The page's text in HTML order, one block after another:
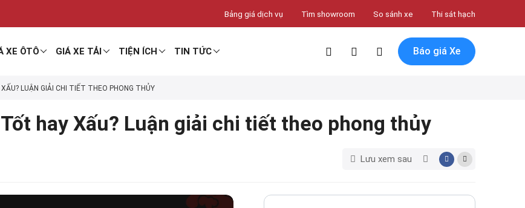
Bảng giá dịch vụ Tìm showroom So sánh xe Thi sát hạch
XE ÔTÔ GIÁ XE TẢI TIỆN ÍCH TIN TỨC Báo giá Xe
LUẬN GIẢI CHI TIẾT THEO PHONG THỦY
hay Xấu? Luận giải chi tiết theo phong thủy
Lưu xem sau